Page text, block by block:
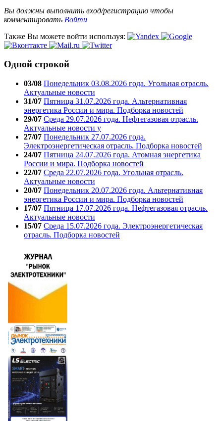
Вы должны выполнить вход/регистрацию чтобы
комментировать Войти
Также Вы можете войти используя:
Одной строкой
03/08 Понедельник 03.08.2026 года. Угольная отрасль.
Актуальные новости
31/07 Пятница 31.07.2026 года. Альтернативная
энергетика России и мира. Подборка новостей
29/07 Среда 29.07.2026 года. Нефтегазовая отрасль.
Актуальные новости у
27/07 Понедельник 27.07.2026 года.
Электроэнергетическая отрасль. Подборка новостей
24/07 Пятница 24.07.2026 года. Атомная энергетика
России и мира. Подборка новостей
22/07 Среда 22.07.2026 года. Угольная отрасль.
Актуальные новости
20/07 Понедельник 20.07.2026 года. Альтернативная
энергетика России и мира. Подборка новостей
17/07 Пятница 17.07.2026 года. Нефтегазовая отрасль.
Актуальные новости
15/07 Среда 15.07.2026 года. Электроэнергетическая
отрасль. Подборка новостей